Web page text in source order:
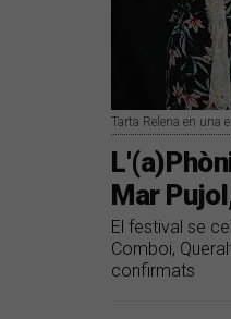
Tarta Relena en una
Mar
El festival se
Comboi,
confirmats